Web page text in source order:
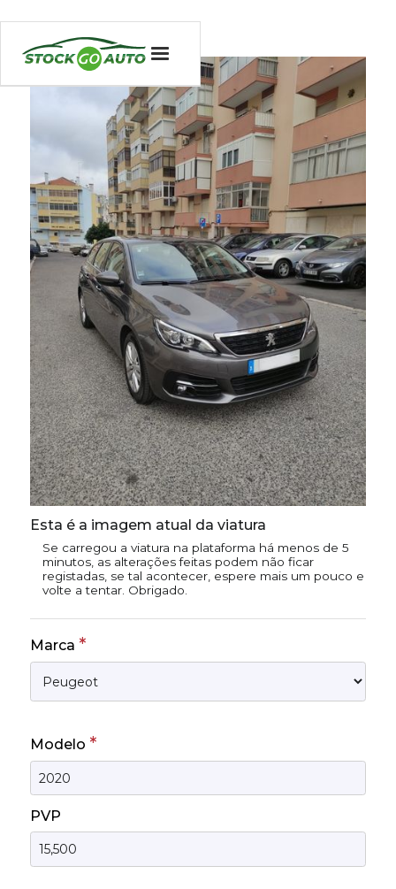
Esta é a imagem atual da viatura
Se carregou a viatura na plataforma há menos de 5
minutos, as alterações feitas podem não ficar
registadas, se tal acontecer, espere mais um pouco e
volte a tentar. Obrigado.
Marca *
Modelo *
PVP